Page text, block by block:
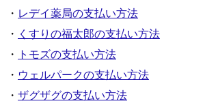
・ レデイ薬局の支払い方法
・ くすりの福太郎の支払い方法
・
トモズの支払い方法
・ ウェルパークの支払い方法
・ ザグザグの支払い方法